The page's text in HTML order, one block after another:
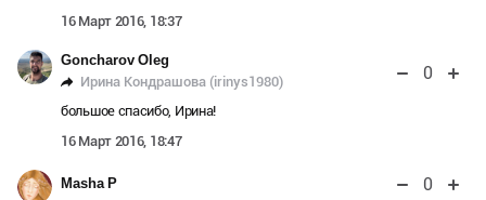
16 Март 2016, 18:37
Goncharov Oleg
Ирина Кондрашова (irinys1980)
0
большое спасибо, Ирина!
16 Март 2016, 18:47
Masha P 0